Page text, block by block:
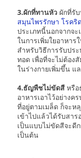
3.ผักที่ทานหัว ผักที่รั
สมุนไพรรักษา โรคริ
ประเภทนี้นอกจากจ
ในการเพิ่มใยอาหา
สำหรับวิธีการรับปร
ทอด เพื่อที่จะไม่ต้อง
ในร่างกายเพิ่มขึ้น แ
4.ธัญพืชไม่ขัดสี หรือ
อาหารเอาไว้อย่างค
ที่อยู่ตามเมล็ด ก็จะห
เข้าไปแล้วได้รับสา
เป็นแบบไม่ขัดสีจะดี
เป็นต้น